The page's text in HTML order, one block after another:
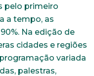
pelo primeiro
a tempo, as
Na edição de
cidades e regiões
variada
palestras,